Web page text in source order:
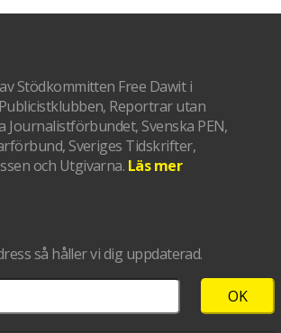
Stödkommitten Free Dawit i
Reportrar utan
Journalistförbundet, Svenska PEN,
Sveriges Tidskrifter,
och Utgivarna. Läs mer
så håller vi dig uppdaterad.